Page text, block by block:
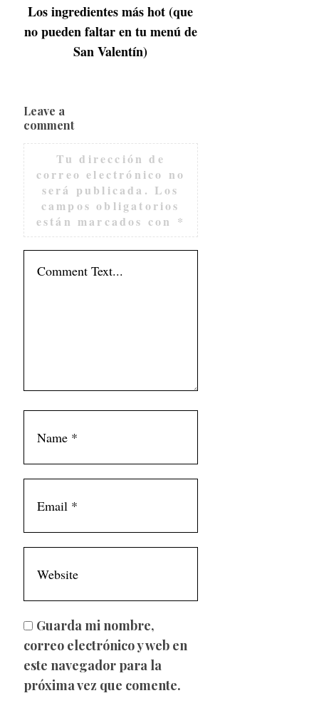
Los ingredientes más hot (que
no pueden faltar en tu menú de
San Valentín)
Leave a
comment
Tu dirección de
correo electrónico no
será publicada. Los
campos obligatorios
están marcados con *
Guarda mi nombre,
correo electrónico y web en
este navegador para la
próxima vez que comente.